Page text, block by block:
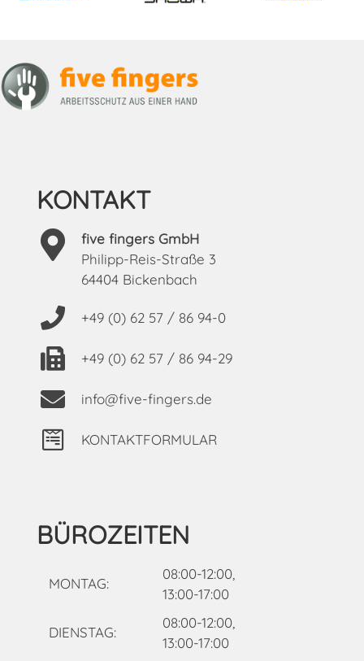
KONTAKT
five fingers GmbH
Philipp-Reis-Straße 3
64404 Bickenbach
+49 (0) 62 57 / 86 94-0
+49 (0) 62 57 / 86 94-29
info@five-fingers.de
KONTAKTFORMULAR
BÜROZEITEN
MONTAG:
08:00-12:00,
13:00-17:00
DIENSTAG:
08:00-12:00,
13:00-17:00